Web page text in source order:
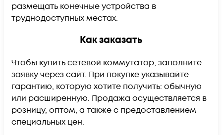
размещать конечные устройства в
труднодоступных местах.
Как заказать
Чтобы купить сетевой коммутатор, заполните
заявку через сайт. При покупке указывайте
гарантию, которую хотите получить: обычную
или расширенную. Продажа осуществляется в
розницу, оптом, а также с предоставлением
специальных цен.